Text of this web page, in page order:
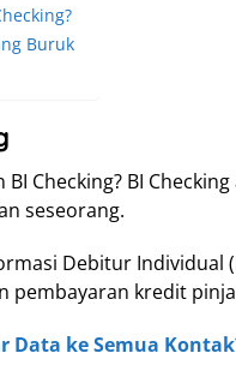
Buruk
Checking? BI
seseorang.
Debitur Individual
pembayaran kredit
Data ke Semua